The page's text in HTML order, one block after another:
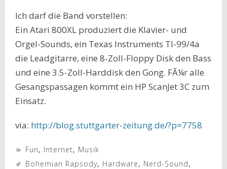
Ich darf die Band vorstellen:
Ein Atari 800XL produziert die Klavier- und
Orgel-Sounds, ein Texas Instruments TI-99/4a
die Leadgitarre, eine 8-Zoll-Floppy Disk den Bass
und eine 3.5-Zoll-Harddisk den Gong. FÃ¼r alle
Gesangspassagen kommt ein HP ScanJet 3C zum
Einsatz.
via: http://blog.stuttgarter-zeitung.de/?p=7758
Fun, Internet, Musik
Bohemian Rapsody, Hardware, Nerd-Sound,